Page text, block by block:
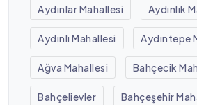
Aydınlar Mahallesi Aydınlık
Aydınlı Mahallesi Aydıntepe
Ağva Mahallesi Bahçecik
Bahçelievler Bahçeşehir